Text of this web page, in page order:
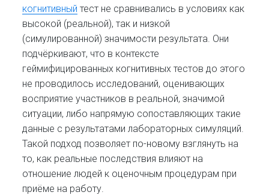
когнитивный тест не сравнивались в условиях как
высокой (реальной), так и низкой
(симулированной) значимости результата. Они
подчёркивают, что в контексте
геймифицированных когнитивных тестов до этого
не проводилось исследований, оценивающих
восприятие участников в реальной, значимой
ситуации, либо напрямую сопоставляющих такие
данные с результатами лабораторных симуляций.
Такой подход позволяет по-новому взглянуть на
то, как реальные последствия влияют на
отношение людей к оценочным процедурам при
приёме на работу.